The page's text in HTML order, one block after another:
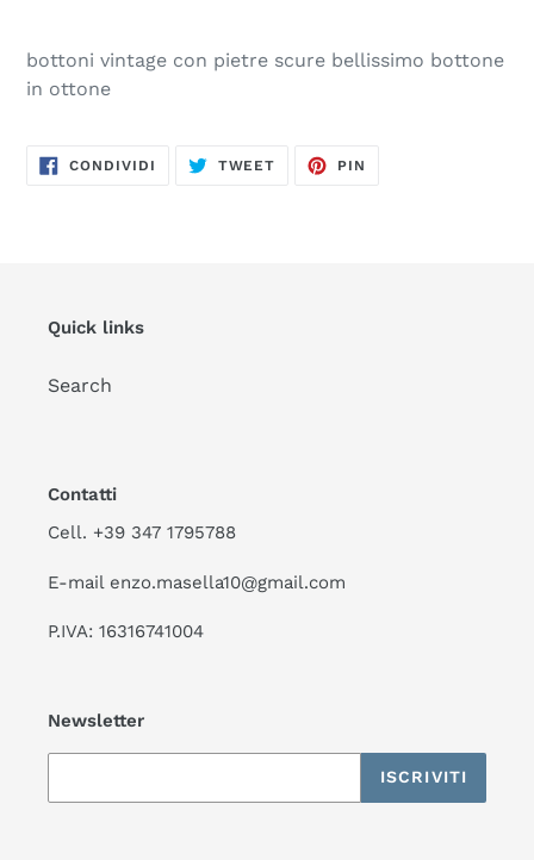
del
nel
bottoni vintage con pietre scure bellissimo bottone
in ottone
CONDIVIDI CONDIVIDITWEET TWITTA PIN
Quick links
Search
Contatti
Cell. +39 347 1795788
E-mail enzo.masella10@gmail.com
P.IVA: 16316741004
Newsletter
ISCRIVITI